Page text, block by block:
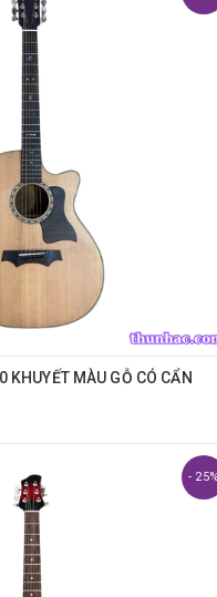
KHUYẾT MÀU GỖ CÓ CẨN
-